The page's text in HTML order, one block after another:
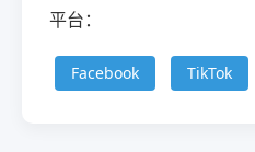
平台：
Facebook TikTok